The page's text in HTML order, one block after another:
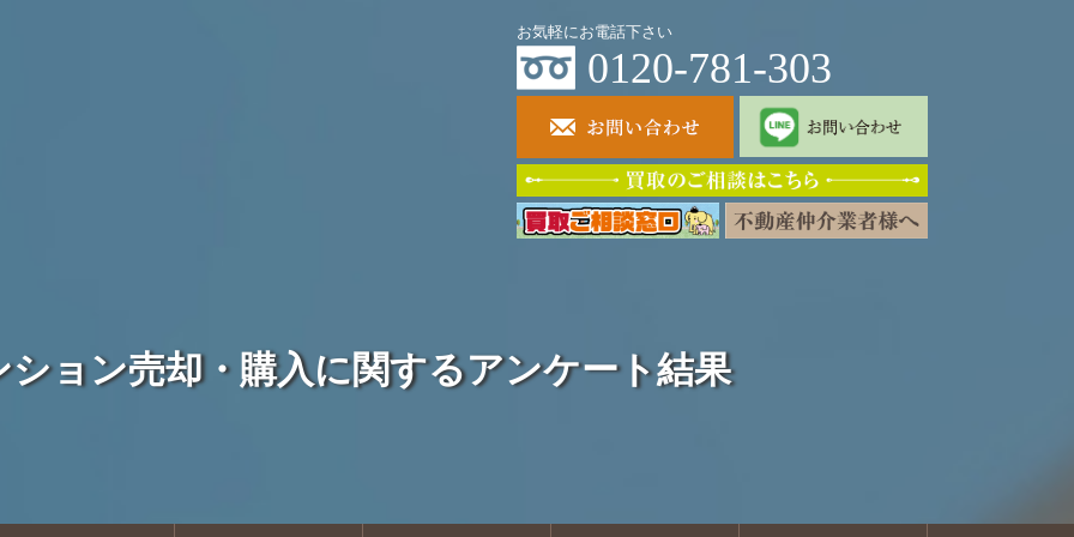
お気軽にお電話下さい
0120-781-303
ション売却・購入に関するアンケート結果